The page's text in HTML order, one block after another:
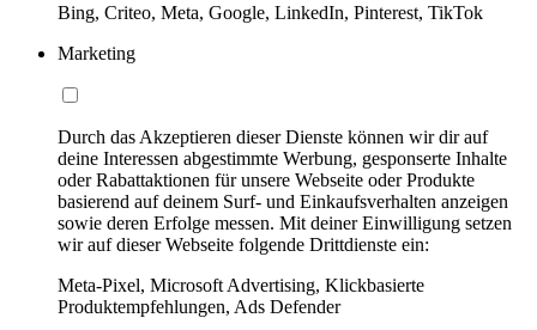
Bing, Criteo, Meta, Google, LinkedIn, Pinterest, TikTok
Marketing
Durch das Akzeptieren dieser Dienste können wir dir auf
deine Interessen abgestimmte Werbung, gesponserte Inhalte
oder Rabattaktionen für unsere Webseite oder Produkte
basierend auf deinem Surf- und Einkaufsverhalten anzeigen
sowie deren Erfolge messen. Mit deiner Einwilligung setzen
wir auf dieser Webseite folgende Drittdienste ein:
Meta-Pixel, Microsoft Advertising, Klickbasierte
Produktempfehlungen, Ads Defender